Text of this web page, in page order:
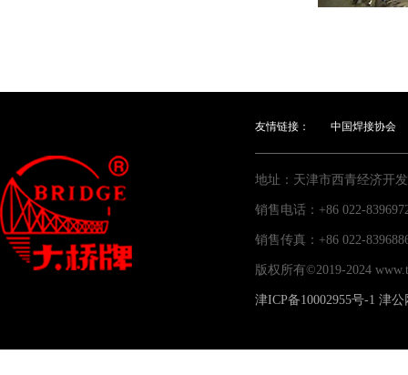
友情链接： 中国焊接协会
地址：天津市西青经济开
销售电话：+86 022-
销售传真：+86 022-
版权所有©2019-2024
津ICP备10002955号-1 津公